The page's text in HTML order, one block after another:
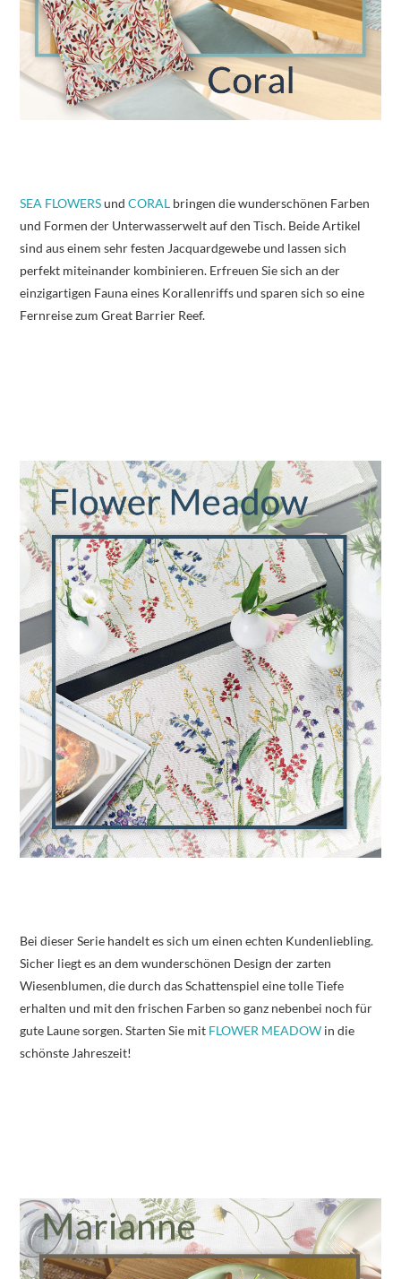
SEA FLOWERSundCORAL bringen die wunderschönen Farben
und Formen der Unterwasserwelt auf den Tisch. Beide Artikel
sind aus einem sehr festen Jacquardgewebe und lassen sich
perfekt miteinander kombinieren. Erfreuen Sie sich an der
einzigartigen Fauna eines Korallenriffs und sparen sich so eine
Fernreise zum Great Barrier Reef.
Bei dieser Serie handelt es sich um einen echten Kundenliebling.
Sicher liegt es an dem wunderschönen Design der zarten
Wiesenblumen, die durch das Schattenspiel eine tolle Tiefe
erhalten und mit den frischen Farben so ganz nebenbei noch für
gute Laune sorgen. Starten Sie mit FLOWER MEADOW in die
schönste Jahreszeit!